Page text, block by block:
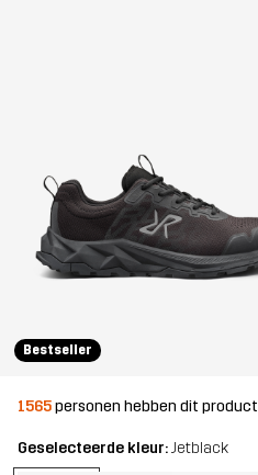
Bestseller
1565personen hebben dit product
Geselecteerde kleur:Jetblack